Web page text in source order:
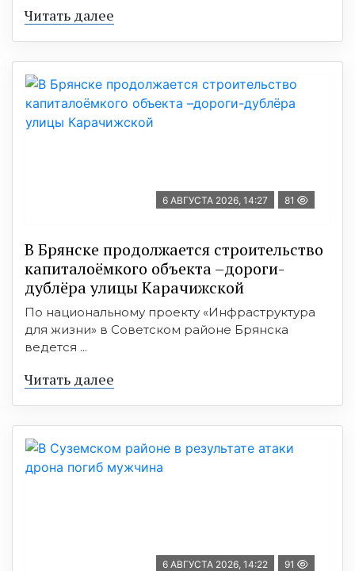
Читать далее
6 АВГУСТА 2026, 14:27 81
В Брянске продолжается строительство
капиталоёмкого объекта –дороги-
дублёра улицы Карачижской
По национальному проекту «Инфраструктура
для жизни» в Советском районе Брянска
ведется ...
Читать далее
6 АВГУСТА 2026, 14:22 91